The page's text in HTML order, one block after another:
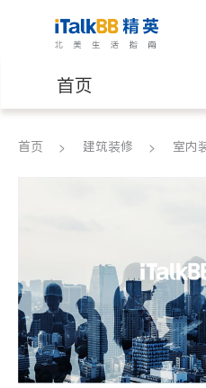
首页
医生
养老 非
首页 建筑装修 室内